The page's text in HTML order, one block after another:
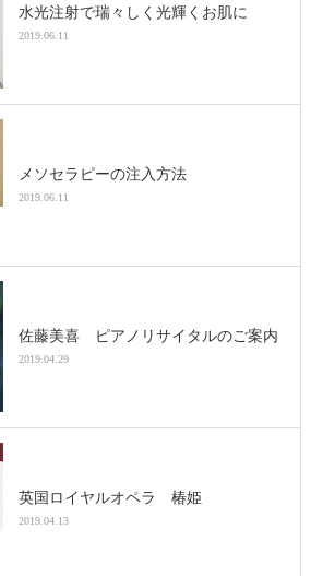
水光注射で瑞々しく光輝くお肌に
2019.06.11
メソセラピーの注入方法
2019.06.11
佐藤美喜 ピアノリサイタルのご案内
2019.04.29
英国ロイヤルオペラ 椿姫
2019.04.13